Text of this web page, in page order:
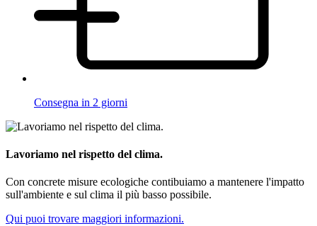
Consegna in 2 giorni
Lavoriamo nel rispetto del clima.
Con concrete misure ecologiche contibuiamo a mantenere l'impatto
sull'ambiente e sul clima il più basso possibile.
Qui puoi trovare maggiori informazioni.